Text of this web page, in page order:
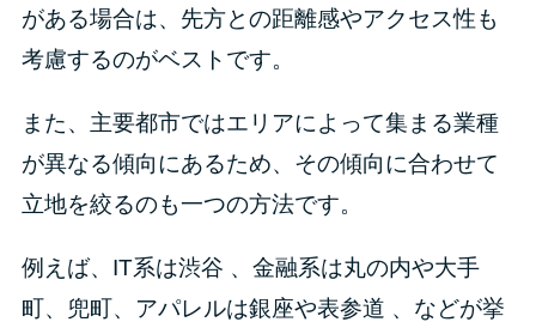
がある場合は、先方との距離感やアクセス性も
考慮するのがベストです。
また、主要都市ではエリアによって集まる業種
が異なる傾向にあるため、その傾向に合わせて
立地を絞るのも一つの方法です。
例えば、IT系は渋谷 、金融系は丸の内や大手
町、兜町、アパレルは銀座や表参道 、などが挙